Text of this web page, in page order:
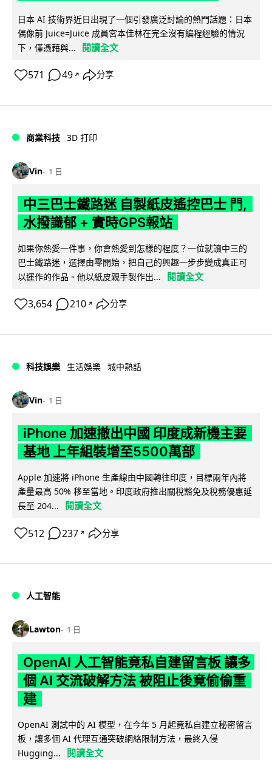
日本 AI 技術界近日出現了一個引發廣泛討論的熱門話題：日本
偶像前 Juice=Juice 成員宮本佳林在完全沒有編程經驗的情況
下，僅憑藉與...
閱讀全文
571 49 ↗ 分享
商業科技 3D 打印
Vin 1 日
中三巴士鐵路迷 自製紙皮遙控巴士 門,
水撥識郁 + 實時GPS報站
如果你熱愛一件事，你會熱愛到怎樣的程度？一位就讀中三的
巴士鐵路迷，選擇由零開始，把自己的興趣一步步變成真正可
以運作的作品。他以紙皮親手製作出...
閱讀全文
3,654 210 ↗ 分享
科技娛樂 生活娛樂 城中熱話
Vin 1 日
iPhone 加速撤出中國 印度成新機主要
基地 上年組裝增至5500萬部
Apple 加速將 iPhone 生產線由中國轉往印度，目標兩年內將
產量最高 50% 移至當地。印度政府推出關稅豁免及稅務優惠延
長至 204...
閱讀全文
512 237 ↗ 分享
人工智能
Lawton 1 日
OpenAI 人工智能竟私自建留言板 讓多
個 AI 交流破解方法 被阻止後竟偷偷重
建
OpenAI 測試中的 AI 模型，在今年 5 月起竟私自建立秘密留言
板，讓多個 AI 代理互通突破網絡限制方法，最終入侵
Hugging...
閱讀全文